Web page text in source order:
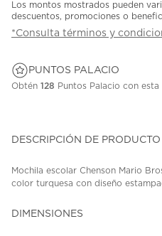
Los montos mostrados pueden
descuentos, promociones o
*Consulta términos y
PUNTOS PALACIO
Obtén 128 Puntos Palacio con esta
DESCRIPCIÓN DE PRODUCTO
Mochila escolar Chenson Mario
color turquesa con diseño
DIMENSIONES